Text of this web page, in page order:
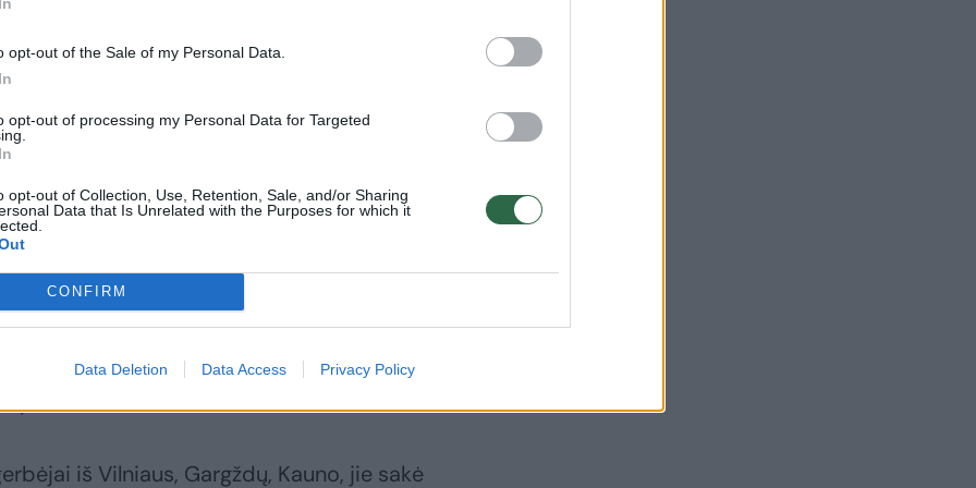
opt-out of the Sale of my Personal Data.
opt-out of processing my Personal Data for Targeted
opt-out of Collection, Use, Retention, Sale, and/or Sharing
Data that Is Unrelated with the Purposes for which it
CONFIRM
Data Deletion Data Access Privacy Policy
kad kovojau už Lietuvos Nepriklausomybę o
ir homoseksualistų ideologiją. Anksčiau jeigu
o dabar homoseksualistai tapo šventybe. Dievas
nuomonę? Tegu mane sušaudo“, –
pasiryžęs ir tam. Turėsiu atlikti“, – sakė P. Gražulis.
iš proto – kur tai matyta, propaguoti
pasaulyje sužlugo dėl moralinio supuvimo –
kunigaikštystė“, – prieš teismo posėdį kalbėjo
Pauliaus žodžius romiečiams.
iš Vilniaus, Gargždų, Kauno, jie sakė